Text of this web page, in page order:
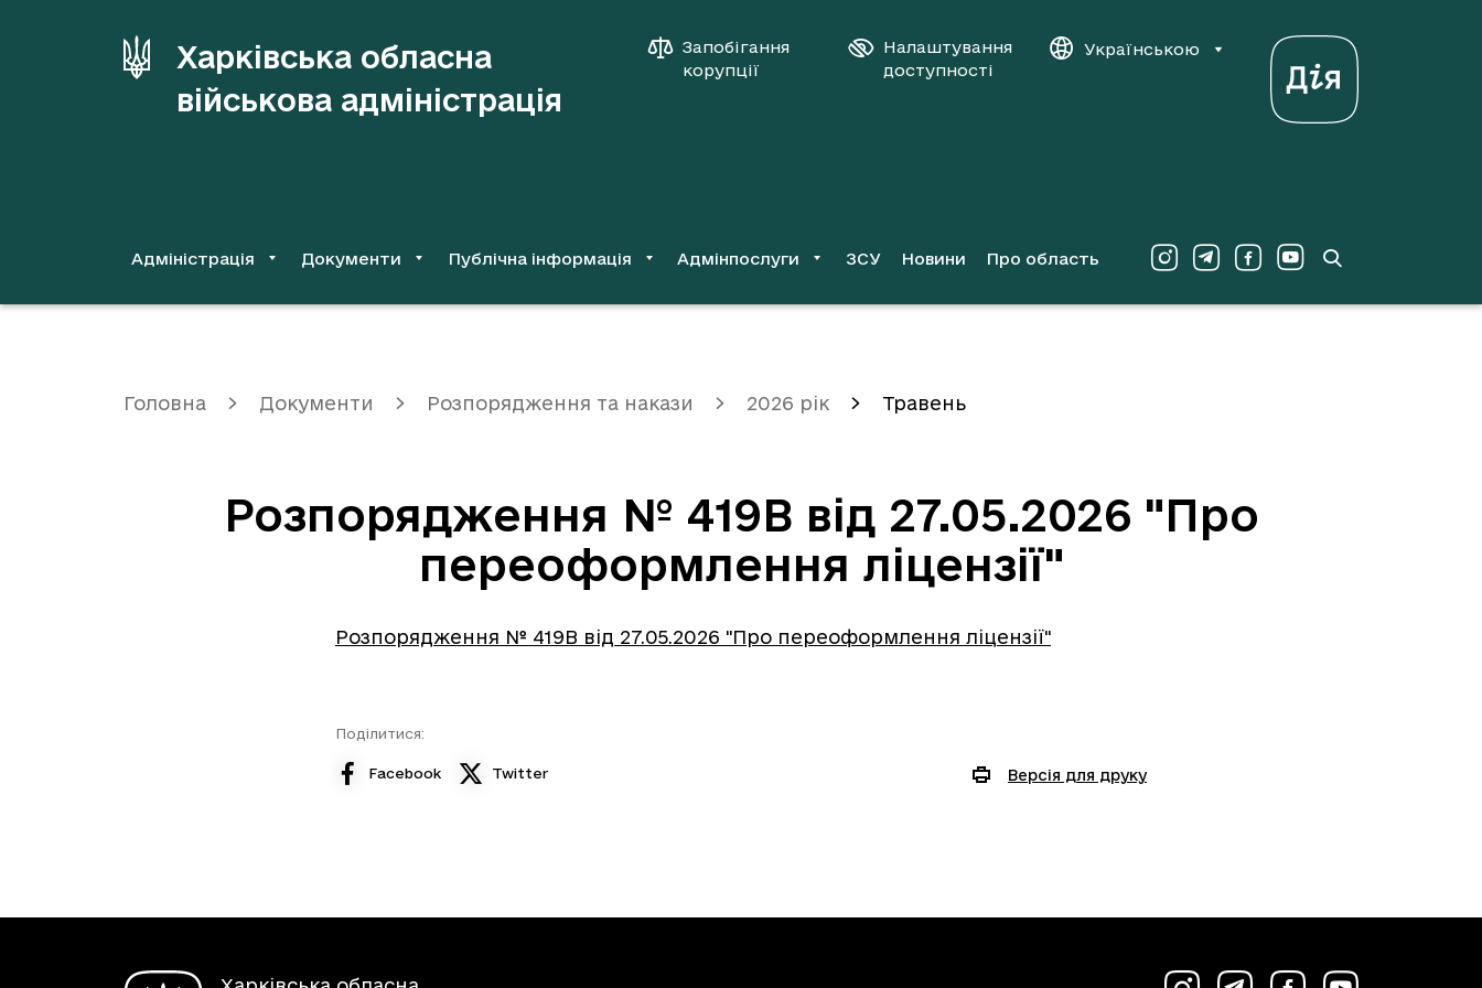
Харківська обласна
військова адміністрація
Запобігання
корупції
Налаштування
доступності
Українською
Адміністрація Документи Публічна інформація Адмінпослуги ЗСУ Новини Про область
Головна Документи Розпорядження та накази 2026 рік Травень
Розпорядження № 419В від 27.05.2026 "Про
переоформлення ліцензії"
Розпорядження № 419В від 27.05.2026 "Про переоформлення ліцензії"
Поділитися:
Facebook Twitter Версія для друку